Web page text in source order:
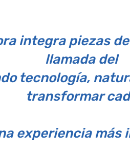
integra piezas
llamada del
tecnología,
transformar
experiencia más